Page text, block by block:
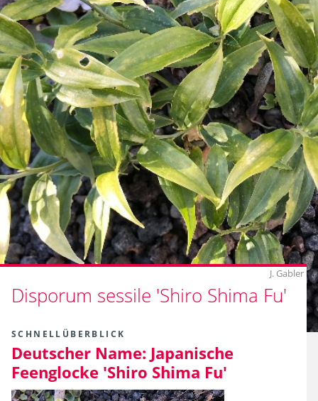
Disporum sessile 'Shiro Shima Fu'
J. Gabler
SCHNELLÜBERBLICK
Deutscher Name: Japanische
Feenglocke 'Shiro Shima Fu'